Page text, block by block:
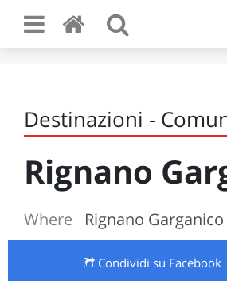
Destinazioni -
Rignano
Where Rignano Garganico
Condividi su Facebook